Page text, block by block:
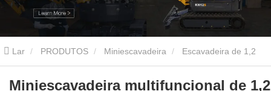
Lar PRODUTOS Miniescavadeira Escavadeira de 1,2
toneladas Ministro Mulfuncional de 1,2 toneladas
Miniescavadeira multifuncional de 1,2